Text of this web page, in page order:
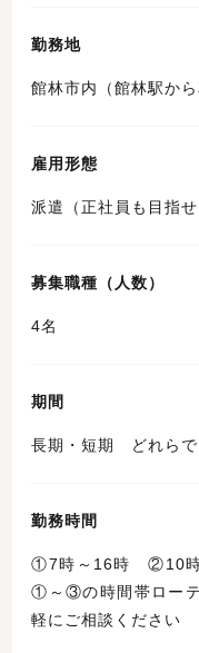
勤務地
館林市内（館林駅か
雇用形態
派遣（正社員も目指せ
募集職種（人数）
4名
期間
長期・短期 どれらで
勤務時間
①7時～16時 ②10
①～③の時間帯ロー
軽にご相談ください